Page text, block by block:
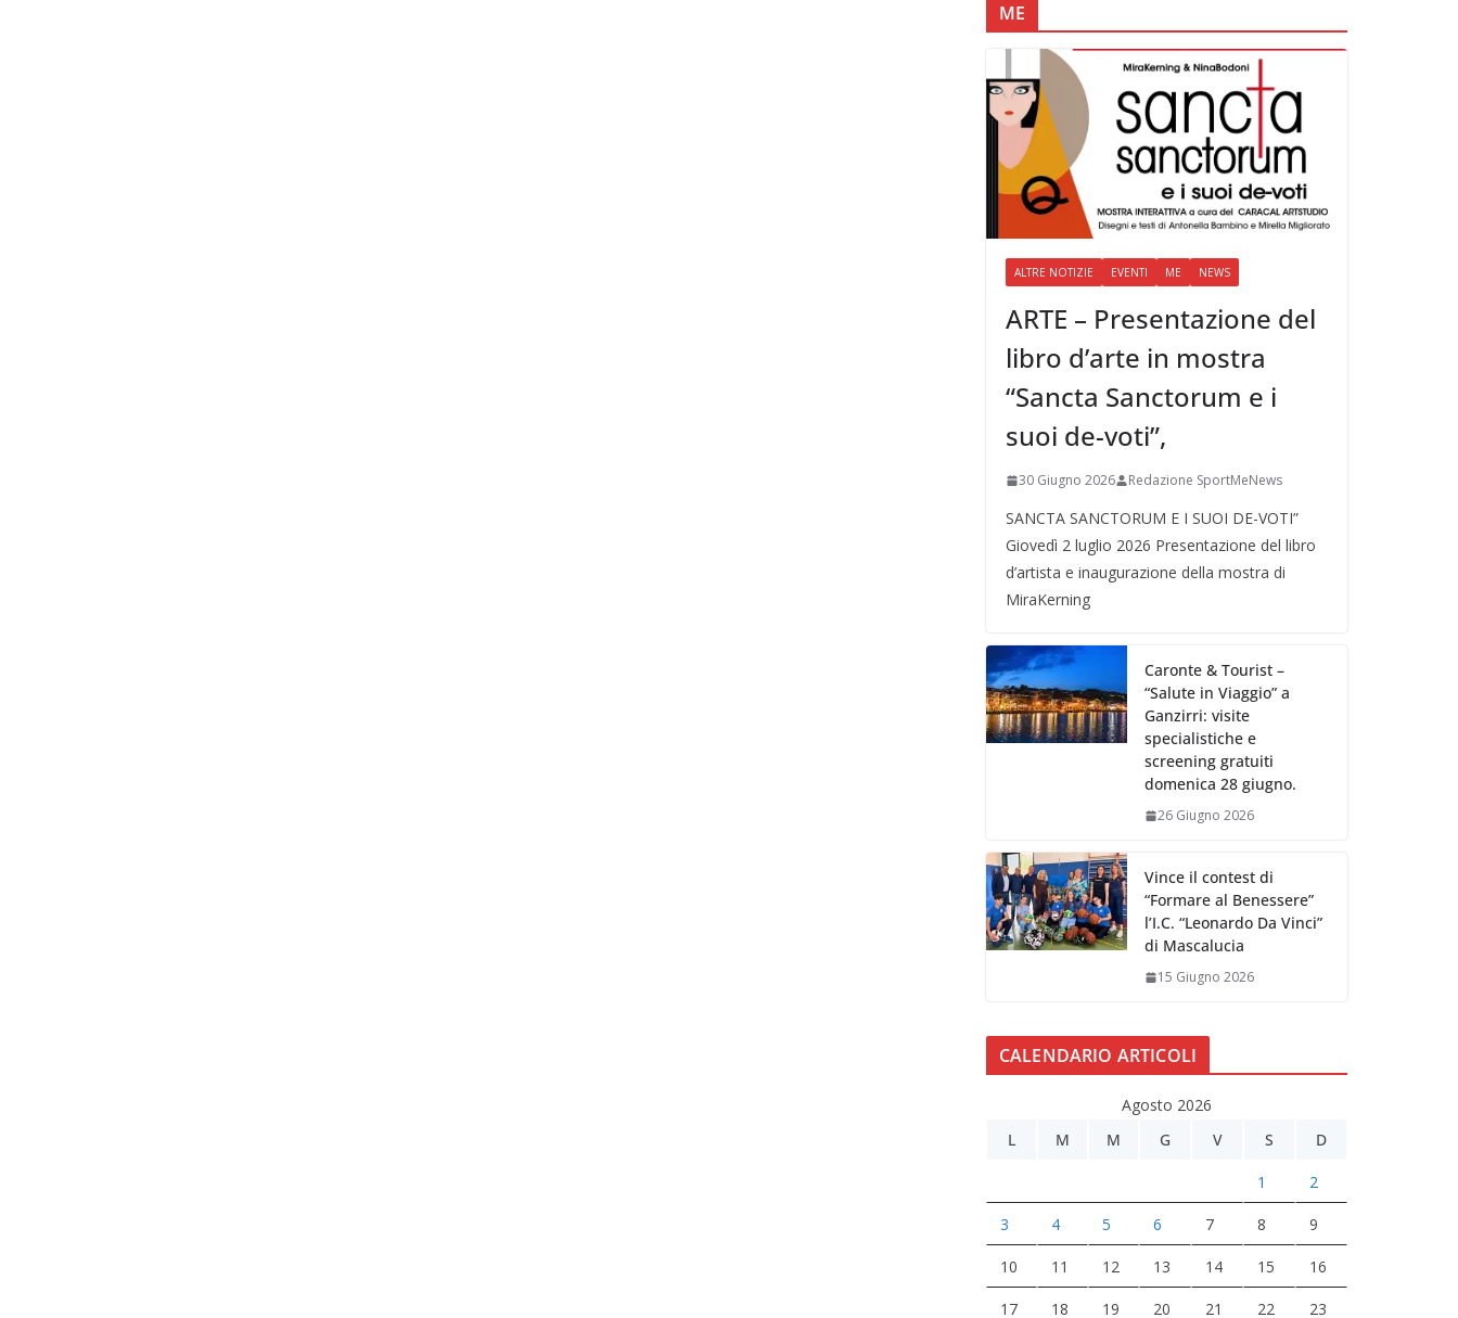
ME
ALTRE NOTIZIE EVENTI ME NEWS
ARTE – Presentazione del
libro d’arte in mostra
“Sancta Sanctorum e i
suoi de-voti”,
30 Giugno 2026 Redazione SportMeNews
SANCTA SANCTORUM E I SUOI DE-VOTI”
Giovedì 2 luglio 2026 Presentazione del libro
d’artista e inaugurazione della mostra di
MiraKerning
Caronte & Tourist –
“Salute in Viaggio” a
Ganzirri: visite
specialistiche e
screening gratuiti
domenica 28 giugno.
26 Giugno 2026
Vince il contest di
“Formare al Benessere”
l’I.C. “Leonardo Da Vinci”
di Mascalucia
15 Giugno 2026
CALENDARIO ARTICOLI
Agosto 2026
L
M M G V S D
1 2
3 4 5 6 7 8 9
10 11 12 13 14 15 16
17 18 19 20 21 22 23